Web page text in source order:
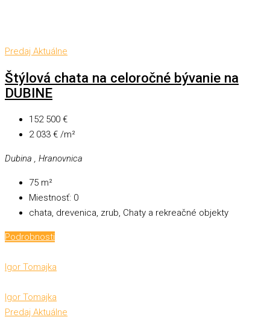
Predaj Aktuálne
Štýlová chata na celoročné bývanie na
DUBINE
152 500 €
2 033 € /m²
Dubina , Hranovnica
75 m²
Miestnosť: 0
chata, drevenica, zrub, Chaty a rekreačné objekty
Podrobnosti
Igor Tomajka
Igor Tomajka
Predaj Aktuálne